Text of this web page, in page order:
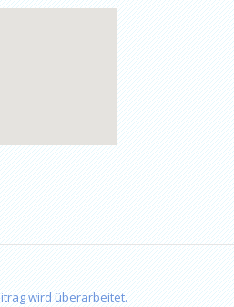
wird überarbeitet.